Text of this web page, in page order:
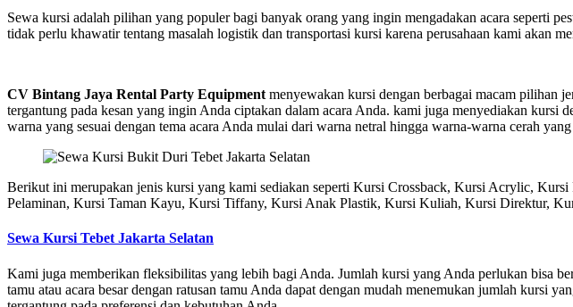
Sewa kursi adalah pilihan yang populer bagi banyak orang yang ingin mengadakan acara seperti
tidak perlu khawatir tentang masalah logistik dan transportasi kursi karena perusahaan kami akan
CV Bintang Jaya Rental Party Equipment menyewakan kursi dengan berbagai macam pilihan
tergantung pada kesan yang ingin Anda ciptakan dalam acara Anda. kami juga menyediakan kursi
warna yang sesuai dengan tema acara Anda mulai dari warna netral hingga warna-warna cerah
Berikut ini merupakan jenis kursi yang kami sediakan seperti Kursi Crossback, Kursi Acrylic,
Pelaminan, Kursi Taman Kayu, Kursi Tiffany, Kursi Anak Plastik, Kursi Kuliah, Kursi Direktur,
Sewa Kursi Tebet Jakarta Selatan
Kami juga memberikan fleksibilitas yang lebih bagi Anda. Jumlah kursi yang Anda perlukan bisa
tamu atau acara besar dengan ratusan tamu Anda dapat dengan mudah menemukan jumlah kursi